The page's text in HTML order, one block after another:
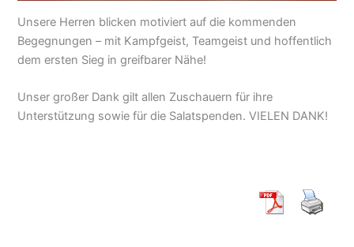
Unsere Herren blicken motiviert auf die kommenden
Begegnungen – mit Kampfgeist, Teamgeist und hoffentlich
dem ersten Sieg in greifbarer Nähe!
Unser großer Dank gilt allen Zuschauern für ihre
Unterstützung sowie für die Salatspenden. VIELEN DANK!